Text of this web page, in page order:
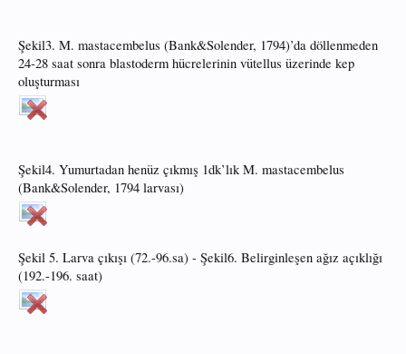
Şekil3. M. mastacembelus (Bank&Solender, 1794)’da döllenmeden
24-28 saat sonra blastoderm hücrelerinin vütellus üzerinde kep
oluşturması
Şekil4. Yumurtadan henüz çıkmış 1dk’lık M. mastacembelus
(Bank&Solender, 1794 larvası)
Şekil 5. Larva çıkışı (72.-96.sa) - Şekil6. Belirginleşen ağız açıklığı
(192.-196. saat)